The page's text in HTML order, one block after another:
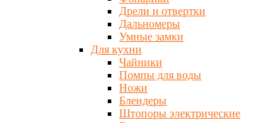
Дрели и отвертки
Дальномеры
Умные замки
Для кухни
Чайники
Помпы для воды
Ножи
Блендеры
Штопоры электрические